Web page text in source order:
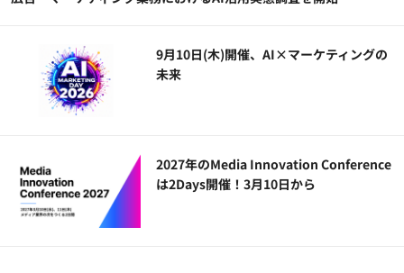
9月10日(木)開催、AI×マーケティングの
未来
2027年のMedia Innovation Conference
は2Days開催！3月10日から